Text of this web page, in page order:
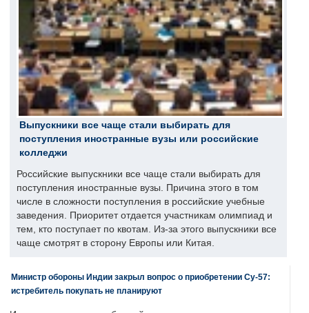
Выпускники все чаще стали выбирать для
поступления иностранные вузы или российские
колледжи
Российские выпускники все чаще стали выбирать для
поступления иностранные вузы. Причина этого в том
числе в сложности поступления в российские учебные
заведения. Приоритет отдается участникам олимпиад и
тем, кто поступает по квотам. Из-за этого выпускники все
чаще смотрят в сторону Европы или Китая.
Министр обороны Индии закрыл вопрос о приобретении Су-57:
истребитель покупать не планируют